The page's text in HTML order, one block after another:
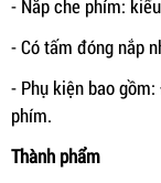
- Nắp che phím:
- Có tấm đóng nắp
- Phụ kiện bao
phím.
Thành phẩm